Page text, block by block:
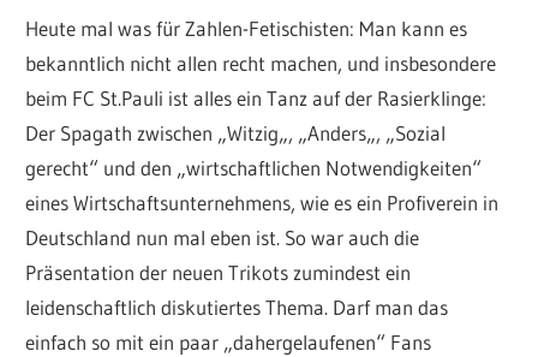
Heute mal was für Zahlen-Fetischisten: Man kann es
bekanntlich nicht allen recht machen, und insbesondere
beim FC St.Pauli ist alles ein Tanz auf der Rasierklinge:
Der Spagath zwischen „Witzig„, „Anders„, „Sozial
gerecht“ und den „wirtschaftlichen Notwendigkeiten“
eines Wirtschaftsunternehmens, wie es ein Profiverein in
Deutschland nun mal eben ist. So war auch die
Präsentation der neuen Trikots zumindest ein
leidenschaftlich diskutiertes Thema. Darf man das
einfach so mit ein paar „dahergelaufenen“ Fans